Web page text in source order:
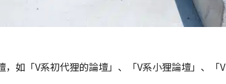
，如「V系初代狸的論壇」、「V系小狸論壇」、「V